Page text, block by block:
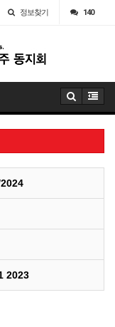
정보찾기 140
2023